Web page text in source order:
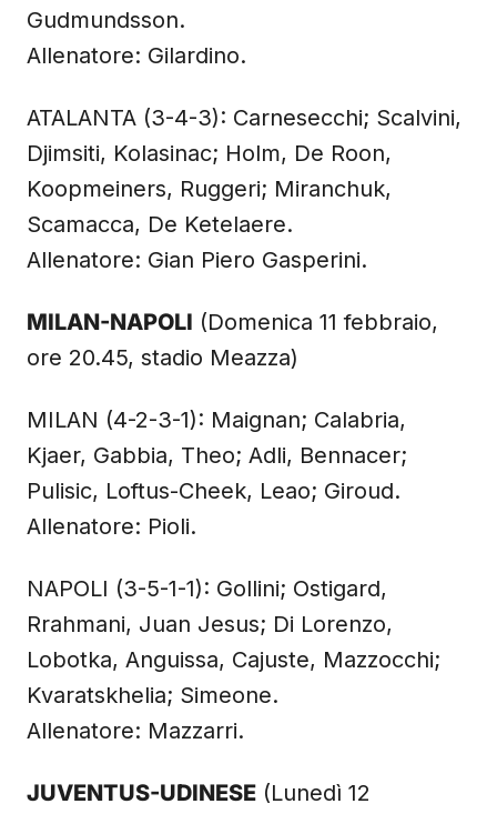
Gudmundsson.
Allenatore: Gilardino.
ATALANTA (3-4-3): Carnesecchi; Scalvini,
Djimsiti, Kolasinac; Holm, De Roon,
Koopmeiners, Ruggeri; Miranchuk,
Scamacca, De Ketelaere.
Allenatore: Gian Piero Gasperini.
MILAN-NAPOLI (Domenica 11 febbraio,
ore 20.45, stadio Meazza)
MILAN (4-2-3-1): Maignan; Calabria,
Kjaer, Gabbia, Theo; Adli, Bennacer;
Pulisic, Loftus-Cheek, Leao; Giroud.
Allenatore: Pioli.
NAPOLI (3-5-1-1): Gollini; Ostigard,
Rrahmani, Juan Jesus; Di Lorenzo,
Lobotka, Anguissa, Cajuste, Mazzocchi;
Kvaratskhelia; Simeone.
Allenatore: Mazzarri.
JUVENTUS-UDINESE (Lunedì 12